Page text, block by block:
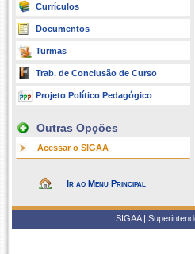
Currículos
Documentos
Turmas
Trab. de Conclusão de Curso
Projeto Político Pedagógico
Outras Opções
Acessar o SIGAA
Ir ao Menu Principal
SIGAA |